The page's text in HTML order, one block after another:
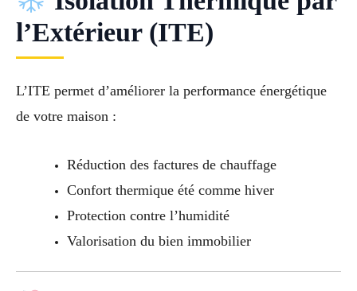
l’Extérieur (ITE)
L’ITE permet d’améliorer la performance énergétique
de votre maison :
Réduction des factures de chauffage
Confort thermique été comme hiver
Protection contre l’humidité
Valorisation du bien immobilier